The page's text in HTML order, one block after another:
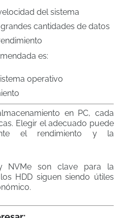
del sistema
cantidades de datos
es:
operativo
en PC, cada
Elegir el adecuado puede
el rendimiento y la
NVMe son clave para la
HDD siguen siendo útiles